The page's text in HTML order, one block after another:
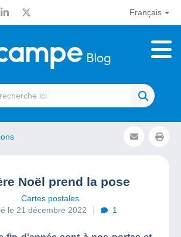
Français
Noël prend la pose
Cartes postales
le 21 décembre 2022
1